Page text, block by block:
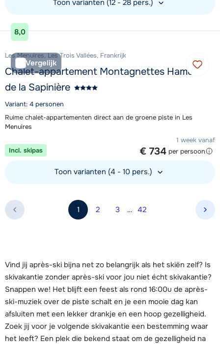
Toon varianten (12 - 28 pers.)
Bekijk accommodatie
8,0
Vergelijk
Les Menuires, Les Trois Vallées, Frankrijk
Chalet-appartement Montagnettes Hameau
de la Sapinière
Variant: 4 personen
Ruime chalet-appartementen direct aan de groene piste in Les
Menuires
1 week vanaf
€ 734 per persoon
Incl. skipas
Toon varianten (4 - 10 pers.)
1 2 3 … 42
Vind jij après-ski bijna net zo belangrijk als het skiën zelf? Is
skivakantie zonder après-ski voor jou niet écht skivakantie?
Snappen we! Het blijft een feest als rond 16:00u de après-
ski-muziek over de piste schalt en je een mooie dag kan
afsluiten met een lekker drankje en een hoop gezelligheid.
Zoek jij voor je volgende skivakantie een bestemming waar
het leeft? Een plek die bekend staat om de gezelligheid na